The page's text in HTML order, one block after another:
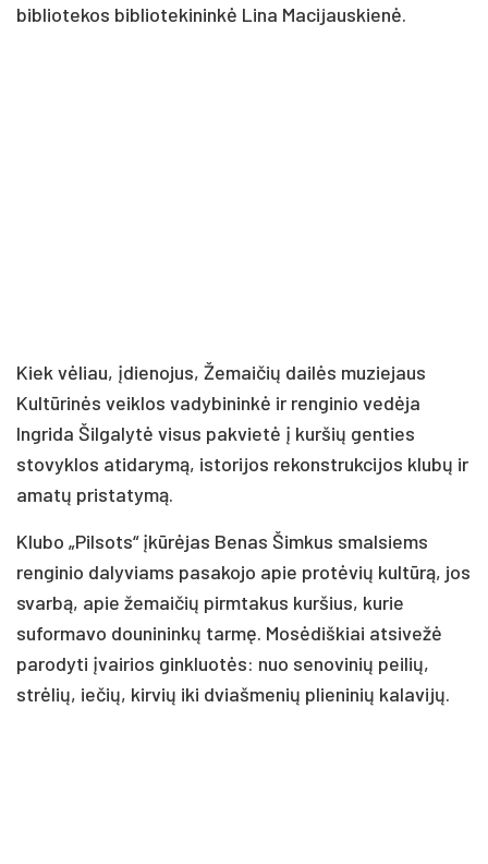
bibliotekos bibliotekininkė Lina Macijauskienė.
Kiek vėliau, įdienojus, Žemaičių dailės muziejaus
Kultūrinės veiklos vadybininkė ir renginio vedėja
Ingrida Šilgalytė visus pakvietė į kuršių genties
stovyklos atidarymą, istorijos rekonstrukcijos klubų ir
amatų pristatymą.
Klubo „Pilsots“ įkūrėjas Benas Šimkus smalsiems
renginio dalyviams pasakojo apie protėvių kultūrą, jos
svarbą, apie žemaičių pirmtakus kuršius, kurie
suformavo dounininkų tarmę. Mosėdiškiai atsivežė
parodyti įvairios ginkluotės: nuo senovinių peilių,
strėlių, iečių, kirvių iki dviašmenių plieninių kalavijų.